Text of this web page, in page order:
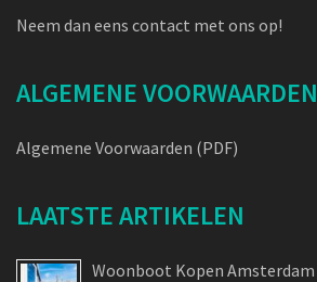
Neem dan eens contact met ons op!
ALGEMENE VOORWAARDEN
Algemene Voorwaarden (PDF)
LAATSTE ARTIKELEN
Woonboot Kopen Amsterdam